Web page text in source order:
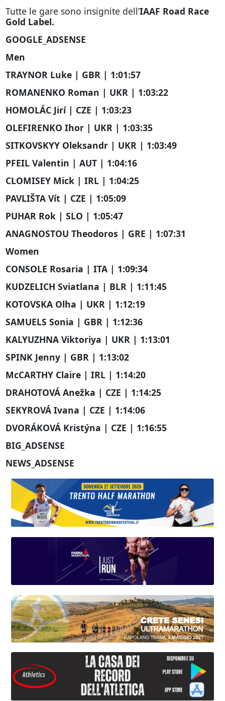
Tutte le gare sono insignite dell’IAAF Road Race
Gold Label.
GOOGLE_ADSENSE
Men
TRAYNOR Luke | GBR | 1:01:57
ROMANENKO Roman | UKR | 1:03:22
HOMOLÁC Jirí | CZE | 1:03:23
OLEFIRENKO Ihor | UKR | 1:03:35
SITKOVSKYY Oleksandr | UKR | 1:03:49
PFEIL Valentin | AUT | 1:04:16
CLOMISEY Mick | IRL | 1:04:25
PAVLIŠTA Vít | CZE | 1:05:09
PUHAR Rok | SLO | 1:05:47
ANAGNOSTOU Theodoros | GRE | 1:07:31
Women
CONSOLE Rosaria | ITA | 1:09:34
KUDZELICH Sviatlana | BLR | 1:11:45
KOTOVSKA Olha | UKR | 1:12:19
SAMUELS Sonia | GBR | 1:12:36
KALYUZHNA Viktoriya | UKR | 1:13:01
SPINK Jenny | GBR | 1:13:02
McCARTHY Claire | IRL | 1:14:20
DRAHOTOVÁ Anežka | CZE | 1:14:25
SEKYROVÁ Ivana | CZE | 1:14:06
DVORÁKOVÁ Kristýna | CZE | 1:16:55
BIG_ADSENSE
NEWS_ADSENSE